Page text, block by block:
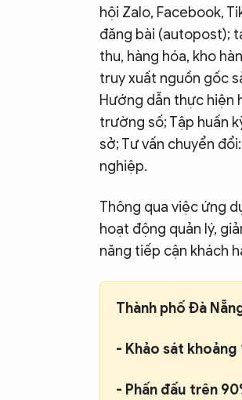
hội Zalo, Facebook,
đăng bài (autopost);
thu, hàng hóa, kho
truy xuất nguồn gốc
Hướng dẫn thực hiện
trường số; Tập huấn
sở; Tư vấn chuyển
nghiệp.
Thông qua việc ứng
hoạt động quản lý,
năng tiếp cận khách
Thành phố Đà
- Khảo sát
- Phấn đấu trên